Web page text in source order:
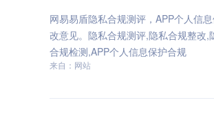
网易易盾隐私合规测评，APP个人信
改意见。隐私合规测评,隐私合规整改
合规检测,APP个人信息保护合规
来自：网站